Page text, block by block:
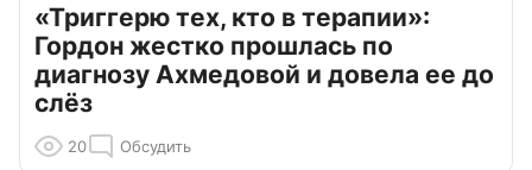
«Триггерю тех, кто в терапии»:
Гордон жестко прошлась по
диагнозу Ахмедовой и довела ее до
слёз
20 Обсудить